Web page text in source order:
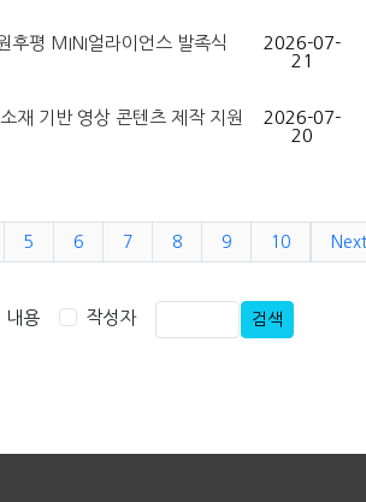
후평 MINI얼라이언스 발족식
2026-07-
21
재 기반 영상 콘텐츠 제작 지원
2026-07-
20
5 6 7 8 9 10 Next
내용 작성자 검색